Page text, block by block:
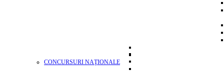
CONCURSURI NAŢIONALE